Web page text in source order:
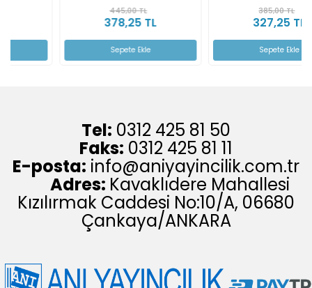
378,25 TL 327,25 TL
Tel: 0312 425 81 50
Faks: 0312 425 81 11
E-posta: info@aniyayincilik.com.tr
Adres: Kavaklıdere Mahallesi
Kızılırmak Caddesi No:10/A, 06680
Çankaya/ANKARA